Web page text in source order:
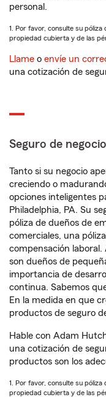
personal.
1. Por favor, consulte su
propiedad cubierta y de las
Llame o envíe un
una cotización de
Seguro de
Tanto si su negocio
creciendo o
opciones inteligentes
Philadelphia, PA. Su
póliza de dueños de
comerciales, una
compensación
son dueños de
importancia de
continua. Sabemos
En la medida en que
productos de seguro
Hable con Adam
una cotización de
productos son los
1. Por favor, consulte su
propiedad cubierta y de las